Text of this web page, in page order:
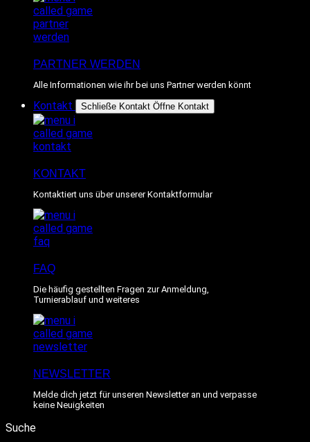
PARTNER WERDEN
Alle Informationen wie ihr bei uns Partner werden könnt
Kontakt Schließe Kontakt Öffne Kontakt
KONTAKT
Kontaktiert uns über unserer Kontaktformular
FAQ
Die häufig gestellten Fragen zur Anmeldung,
Turnierablauf und weiteres
NEWSLETTER
Melde dich jetzt für unseren Newsletter an und verpasse
keine Neuigkeiten
Suche